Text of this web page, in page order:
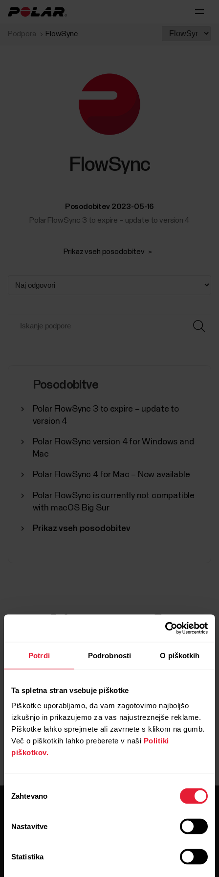
Potrdi Podrobnosti O piškotkih
Ta spletna stran vsebuje piškotke
Piškotke uporabljamo, da vam zagotovimo najboljšo
izkušnjo in prikazujemo za vas najustreznejše reklame.
Piškotke lahko sprejmete ali zavrnete s klikom na gumb.
Več o piškotkih lahko preberete v naši Politiki
piškotkov.
Izbira
soglasja
Zahtevano
Nastavitve
Statistika
Podpora FlowSync
FlowSync
Posodobitev 2023-05-16
Polar FlowSync 3 to expire – update to version 4
Prikaz vseh posodobitev
Posodobitve
Polar FlowSync 3 to expire – update to
version 4
Polar FlowSync version 4 for Windows and
Mac
Polar FlowSync 4 for Mac – Now available
Polar FlowSync is currently not compatible
with macOS Big Sur
Prikaz vseh posodobitev
Prošnja za popravilo Stik z nami
Navodila za uporabo
Ostanite v stiku z novostmi.